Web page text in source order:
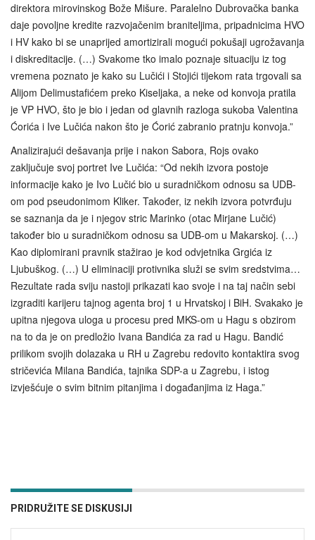
direktora mirovinskog Bože Mišure. Paralelno Dubrovačka banka
daje povoljne kredite razvojačenim braniteljima, pripadnicima HVO
i HV kako bi se unaprijed amortizirali mogući pokušaji ugrožavanja
i diskreditacije. (…) Svakome tko imalo poznaje situaciju iz tog
vremena poznato je kako su Lučići i Stojići tijekom rata trgovali sa
Alijom Delimustafićem preko Kiseljaka, a neke od konvoja pratila
je VP HVO, što je bio i jedan od glavnih razloga sukoba Valentina
Ćorića i Ive Lučića nakon što je Ćorić zabranio pratnju konvoja.”
Analizirajući dešavanja prije i nakon Sabora, Rojs ovako
zaključuje svoj portret Ive Lučića: “Od nekih izvora postoje
informacije kako je Ivo Lučić bio u suradničkom odnosu sa UDB-
om pod pseudonimom Kliker. Također, iz nekih izvora potvrđuju
se saznanja da je i njegov stric Marinko (otac Mirjane Lučić)
također bio u suradničkom odnosu sa UDB-om u Makarskoj. (…)
Kao diplomirani pravnik stažirao je kod odvjetnika Grgića iz
Ljubuškog. (…) U eliminaciji protivnika služi se svim sredstvima…
Rezultate rada sviju nastoji prikazati kao svoje i na taj način sebi
izgraditi karijeru tajnog agenta broj 1 u Hrvatskoj i BiH. Svakako je
upitna njegova uloga u procesu pred MKS-om u Hagu s obzirom
na to da je on predložio Ivana Bandića za rad u Hagu. Bandić
prilikom svojih dolazaka u RH u Zagrebu redovito kontaktira svog
stričevića Milana Bandića, tajnika SDP-a u Zagrebu, i istog
izvješćuje o svim bitnim pitanjima i događanjima iz Haga.”
PRIDRUŽITE SE DISKUSIJI